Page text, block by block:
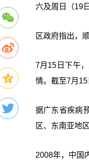
六及周日（19
区政府指出，
7月15日下午
情。截至7月
据广东省疾病
区、东南亚地
2008年，中国